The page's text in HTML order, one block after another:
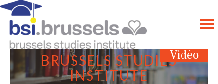
Vidéo
BRUSSELS STUDIES
INSTITUTE